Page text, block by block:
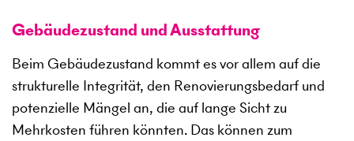
Gebäudezustand und Ausstattung
Beim Gebäudezustand kommt es vor allem auf die
strukturelle Integrität, den Renovierungsbedarf und
potenzielle Mängel an, die auf lange Sicht zu
Mehrkosten führen könnten. Das können zum